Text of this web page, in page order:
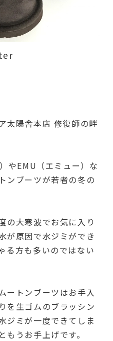
太陽舎本店 修復師の畔
やEMU（エミュー）な
ンブーツが若者の冬の
の大寒波でお気に入り
が原因で水ジミができ
る方も多いのではない
ートンブーツはお手入
を生ゴムのブラッシン
ジミが一度できてしま
もうお手上げです。